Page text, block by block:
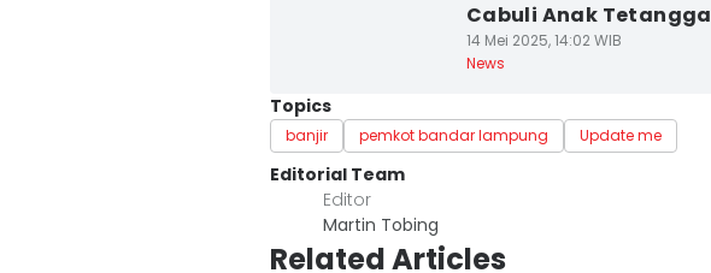
Cabuli Anak Tetangga
14 Mei 2025, 14:02 WIB
News
Topics
banjir pemkot bandar lampung Update me
Editorial Team
Editor
Martin Tobing
Related Articles